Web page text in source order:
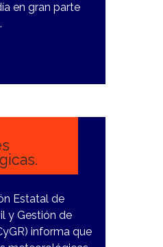
en gran parte
Estatal de
y Gestión de
informa que